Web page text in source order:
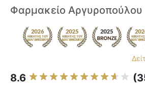
Φαρμακείο Αργυροπούλου
8.6